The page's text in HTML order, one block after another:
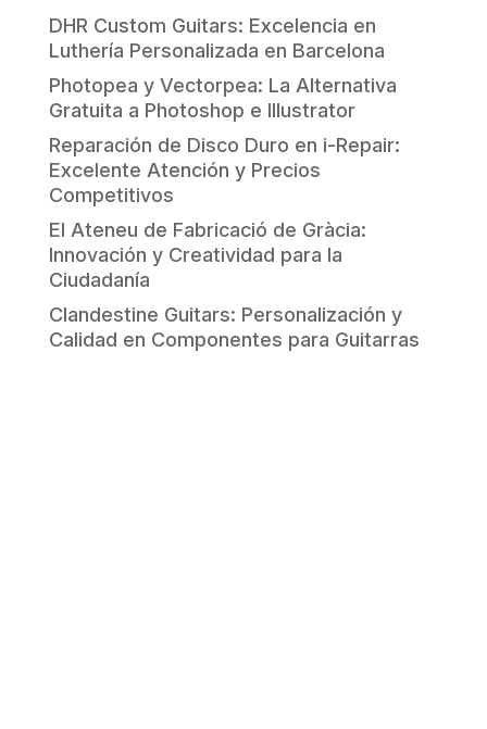
DHR Custom Guitars: Excelencia en
Luthería Personalizada en Barcelona
Photopea y Vectorpea: La Alternativa
Gratuita a Photoshop e Illustrator
Reparación de Disco Duro en i-Repair:
Excelente Atención y Precios
Competitivos
El Ateneu de Fabricació de Gràcia:
Innovación y Creatividad para la
Ciudadanía
Clandestine Guitars: Personalización y
Calidad en Componentes para Guitarras